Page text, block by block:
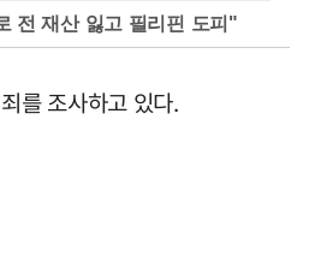
전 재산 잃고 필리핀 도피"
를 조사하고 있다.